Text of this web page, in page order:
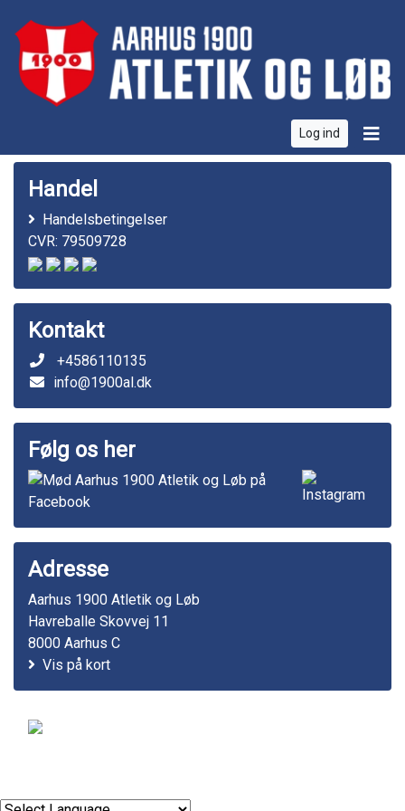
Log ind
Handel
Handelsbetingelser
CVR: 79509728
Kontakt
+4586110135
info@1900al.dk
Følg os her
Adresse
Aarhus 1900 Atletik og Løb
Havreballe Skovvej 11
8000 Aarhus C
Vis på kort